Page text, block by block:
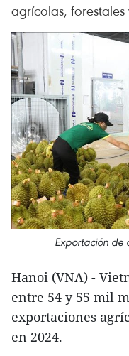
agrícolas,
Exportación de
Hanoi (VNA) -
entre 54 y 55 mil
exportaciones
en 2024.